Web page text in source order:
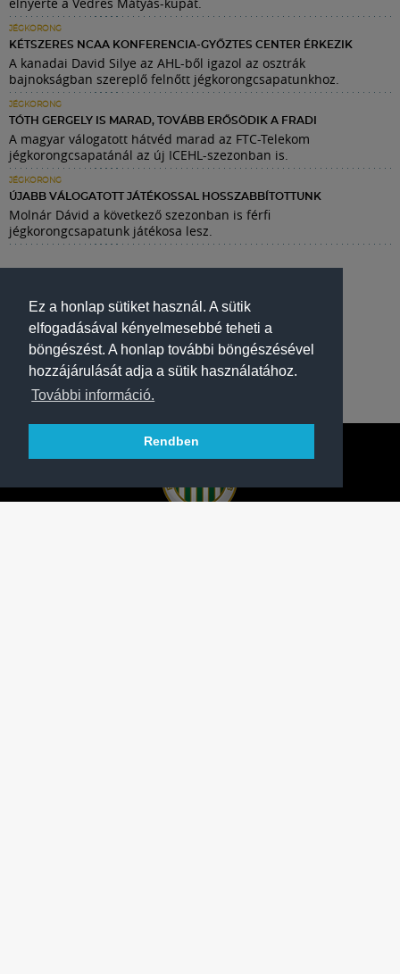
Ez a honlap sütiket használ. A sütik
elfogadásával kényelmesebbé teheti a
böngészést. A honlap további böngészésével
hozzájárulását adja a sütik használatához.
További információ.
Rendben
JÉGKORONG
KÉTSZERES NCAA KONFERENCIA-GYŐZTES CENTER ÉRKEZIK
A kanadai David Silye az AHL-ből igazol az osztrák
bajnokságban szereplő felnőtt jégkorongcsapatunkhoz.
JÉGKORONG
TÓTH GERGELY IS MARAD, TOVÁBB ERŐSÖDIK A FRADI
A magyar válogatott hátvéd marad az FTC-Telekom
jégkorongcsapatánál az új ICEHL-szezonban is.
JÉGKORONG
ÚJABB VÁLOGATOTT JÁTÉKOSSAL HOSSZABBÍTOTTUNK
Molnár Dávid a következő szezonban is férfi
jégkorongcsapatunk játékosa lesz.